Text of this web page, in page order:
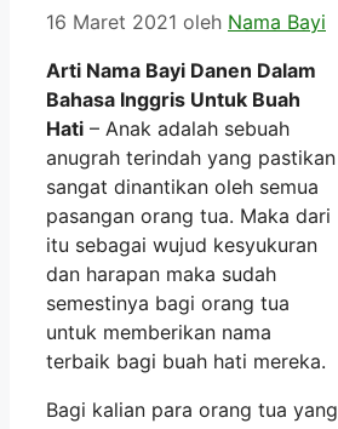
16 Maret 2021 oleh Nama Bayi
Arti Nama Bayi Danen Dalam
Bahasa Inggris Untuk Buah
Hati – Anak adalah sebuah
anugrah terindah yang pastikan
sangat dinantikan oleh semua
pasangan orang tua. Maka dari
itu sebagai wujud kesyukuran
dan harapan maka sudah
semestinya bagi orang tua
untuk memberikan nama
terbaik bagi buah hati mereka.
Bagi kalian para orang tua yang